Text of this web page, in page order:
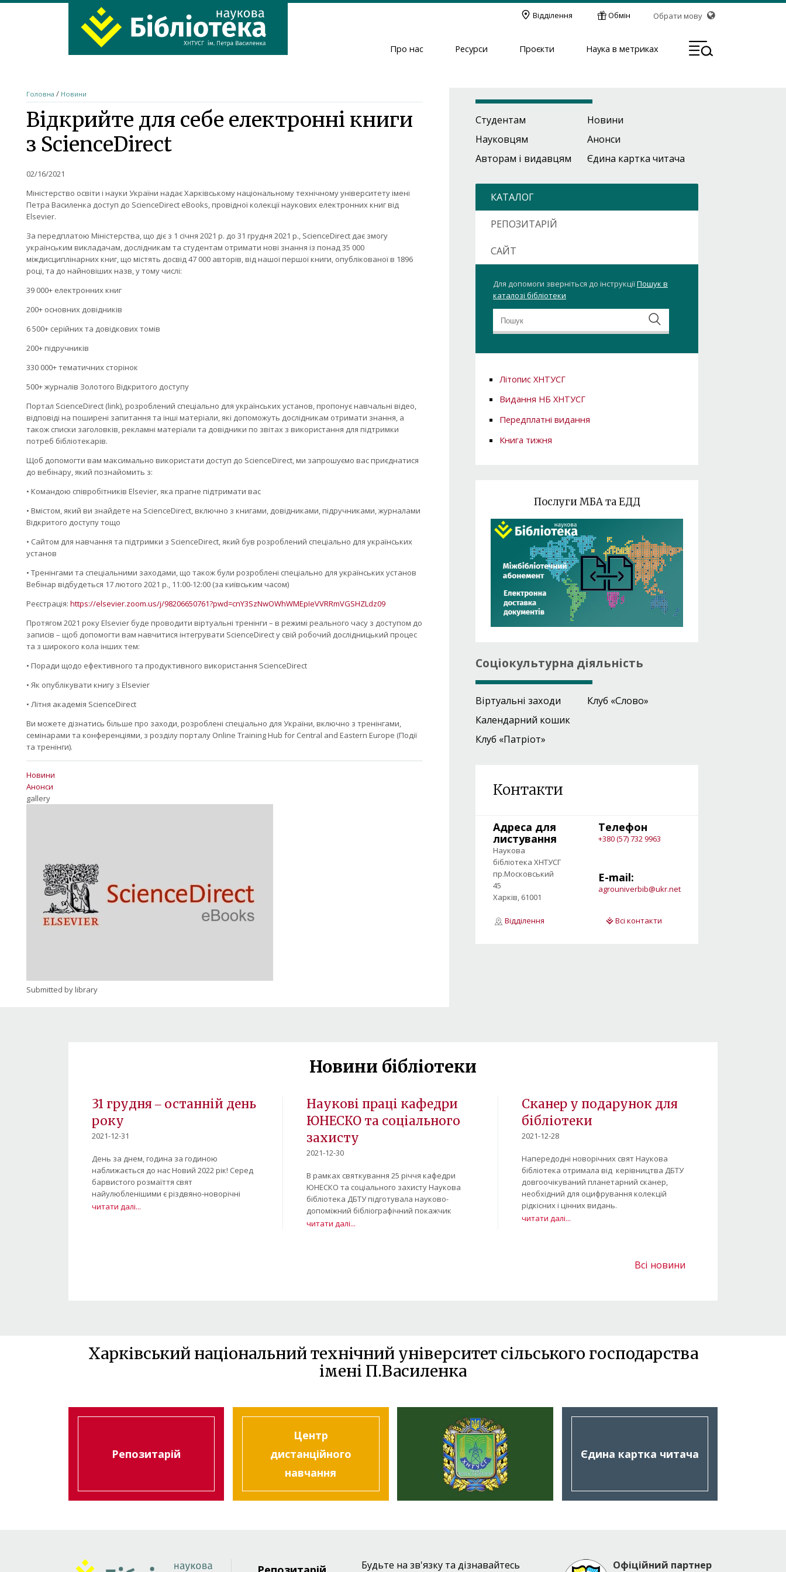
ХНТУСГ
Home
Відділення Обмін Обрати мову
Header
Про нас Ресурси Проєкти Наука в метриках
Головна / Новини
Відкрийте для себе електронні книги
з ScienceDirect
02/16/2021
Міністерство освіти і науки України надає Харківському національному технічному університету імені
Петра Василенка доступ до ScienceDirect eBooks, провідної колекції наукових електронних книг від
Elsevier.
За передплатою Міністерства, що діє з 1 січня 2021 р. до 31 грудня 2021 р., ScienceDirect дає змогу
українським викладачам, дослідникам та студентам отримати нові знання із понад 35 000
міждисциплінарних книг, що містять досвід 47 000 авторів, від нашої першої книги, опублікованої в 1896
році, та до найновіших назв, у тому числі:
39 000+ електронних книг
200+ основних довідників
6 500+ серійних та довідкових томів
200+ підручників
330 000+ тематичних сторінок
500+ журналів Золотого Відкритого доступу
Портал ScienceDirect (link), розроблений спеціально для українських установ, пропонує навчальні відео,
відповіді на поширені запитання та інші матеріали, які допоможуть дослідникам отримати знання, а
також списки заголовків, рекламні матеріали та довідники по звітах з використання для підтримки
потреб бібліотекарів.
Щоб допомогти вам максимально використати доступ до ScienceDirect, ми запрошуємо вас приєднатися
до вебінару, який познайомить з:
• Командою співробітників Elsevier, яка прагне підтримати вас
• Вмістом, який ви знайдете на ScienceDirect, включно з книгами, довідниками, підручниками, журналами
Відкритого доступу тощо
• Сайтом для навчання та підтримки з ScienceDirect, який був розроблений спеціально для українських
установ
• Тренінгами та спеціальними заходами, що також були розроблені спеціально для українських установ
Вебінар відбудеться 17 лютого 2021 р., 11:00-12:00 (за київським часом)
Реєстрація: https://elsevier.zoom.us/j/98206650761?pwd=cnY3SzNwOWhWMEpIeVVRRmVGSHZLdz09
Протягом 2021 року Elsevier буде проводити віртуальні тренінги – в режимі реального часу з доступом до
записів – щоб допомогти вам навчитися інтегрувати ScienceDirect у свій робочий дослідницький процес
та з широкого кола інших тем:
• Поради щодо ефективного та продуктивного використання ScienceDirect
• Як опублікувати книгу з Elsevier
• Літня академія ScienceDirect
Ви можете дізнатись більше про заходи, розроблені спеціально для України, включно з тренінгами,
семінарами та конференціями, з розділу порталу Online Training Hub for Central and Eastern Europe (Події
та тренінги).
Новини
Анонси
gallery
Submitted bylibrary
Студентам
Науковцям
Авторам і видавцям
Новини
Анонси
Єдина картка читача
КАТАЛОГ
Для допомоги зверніться до інструкціїПошук в
каталозі бібліотеки
РЕПОЗИТАРІЙ
САЙТ
Літопис ХНТУСГ
Видання НБ ХНТУСГ
Передплатні видання
Книга тижня
Послуги МБА та ЕДД
Соціокультурна діяльність
Віртуальні заходи
Календарний кошик
Клуб «Патріот»
Клуб «Слово»
Контакти
Адреса для
листування
Наукова
бібліотека ХНТУСГ
пр.Московський
45
Харків, 61001
Телефон
+380 (57) 732 9963
E-mail:
agrouniverbib@ukr.net
Відділення Всі контакти
Новини бібліотеки
31 грудня ‒ останній день
року
2021-12-31
День за днем, година за годиною
наближається до нас Новий 2022 рік! Серед
барвистого розмаїття свят
найулюбленішими є різдвяно-новорічні
читати далі...
Наукові праці кафедри
ЮНЕСКО та соціального
захисту
2021-12-30
В рамках святкування 25 річчя кафедри
ЮНЕСКО та соціального захисту Наукова
бібліотека ДБТУ підготувала науково-
допоміжний бібліографічний покажчик
читати далі...
Сканер у подарунок для
бібліотеки
2021-12-28
Напередодні новорічних свят Наукова
бібліотека отримала від керівництва ДБТУ
довгоочікуваний планетарний сканер,
необхідний для оцифрування колекцій
рідкісних і цінних видань.
читати далі...
Всі новини
Харківський національний технічний університет сільського господарства
імені П.Василенка
Репозитарій
Центр
дистанційного
навчання
Єдина картка читача
Будьте на зв'язку та дізнавайтесь
Офіційний партнер